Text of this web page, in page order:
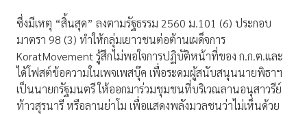
ซึ่งมีเหตุ “สิ้นสุด” ลงตามรัฐธรรม 2560 ม.101 (6) ประกอบ
มาตรา 98 (3) ทำให้กลุ่มเยาวชนต่อต้านเผด็จการ
KoratMovement รู้สึกไม่พอใจการปฏิบัติหน้าที่ของ ก.ก.ต.และ
ได้โฟสต์ข้อความในเพจเพสบุ๊ค เพื่อระดมผู้สนับสนุนนายพิธาฯ
เป็นนายกรัฐมนตรี ให้ออกมาร่วมชุมชนที่บริเวณลานอนุสาวรีย์
ท้าวสุรนารี หรือลานย่าโม เพื่อแสดงพลังมวลชนว่าไม่เห็นด้วย